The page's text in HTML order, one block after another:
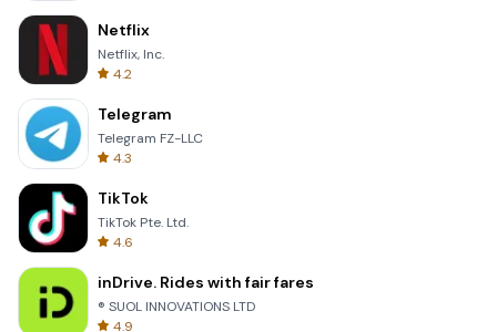
Netflix
Netflix, Inc.
4.2
Telegram
Telegram FZ-LLC
4.3
TikTok
TikTok Pte. Ltd.
4.6
inDrive. Rides with fair fares
® SUOL INNOVATIONS LTD
4.9